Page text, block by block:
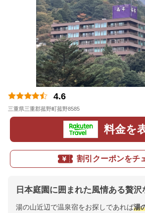
4.6
三重県三重郡菰野町菰野8585
料金を
割引クーポンをチ
日本庭園に囲まれた風情ある贅沢
湯の山近辺で温泉宿をお探しであれば湯